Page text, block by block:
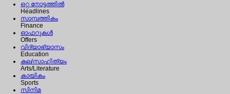
ഒറ്റ നോട്ടത്തില്‍
Headlines
സാമ്പത്തികം
Finance
ഓഫറുകള്‍
Offers
വിദ്യാഭ്യാസം
Education
കല/സാഹിത്യം
Arts/Literature
കായികം
Sports
സിനിമ